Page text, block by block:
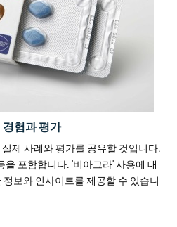
험과 평가
제 사례와 평가를 공유할 것입니다.
을 포함합니다. '비아그라' 사용에 대
보와 인사이트를 제공할 수 있습니